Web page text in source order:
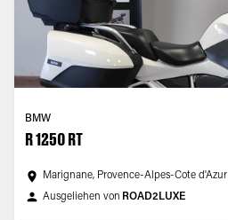
BMW
R 1250 RT
Marignane, Provence-Alpes-Cote d'Azur
Ausgeliehen von ROAD2LUXE